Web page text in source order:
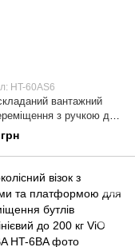
HT-60AS6
вантажний
з ручкою до
HT-60AS6